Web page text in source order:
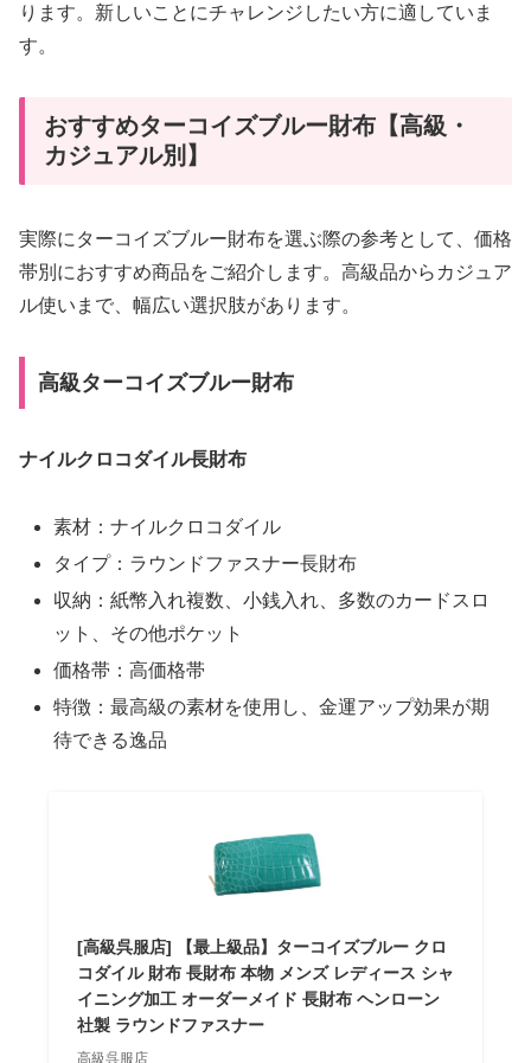
ります。新しいことにチャレンジしたい方に適していま
す。
おすすめターコイズブルー財布【高級・
カジュアル別】
実際にターコイズブルー財布を選ぶ際の参考として、価格
帯別におすすめ商品をご紹介します。高級品からカジュア
ル使いまで、幅広い選択肢があります。
高級ターコイズブルー財布
ナイルクロコダイル長財布
素材：ナイルクロコダイル
タイプ：ラウンドファスナー長財布
収納：紙幣入れ複数、小銭入れ、多数のカードスロ
ット、その他ポケット
価格帯：高価格帯
特徴：最高級の素材を使用し、金運アップ効果が期
待できる逸品
[高級呉服店] 【最上級品】ターコイズブルー クロ
コダイル 財布 長財布 本物 メンズ レディース シャ
イニング加工 オーダーメイド 長財布 ヘンローン
社製 ラウンドファスナー
高級呉服店